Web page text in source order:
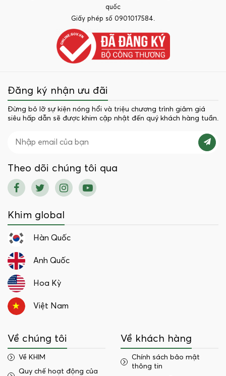
quốc
Giấy phép số 0901017584.
Đăng ký nhận ưu đãi
Đừng bỏ lỡ sự kiện nóng hổi và triệu chương trình giảm giá
siêu hấp dẫn sẽ được khim cập nhật đến quý khách hàng tuần.
Theo dõi chúng tôi qua
Khim global
Hàn Quốc
Anh Quốc
Hoa Kỳ
Việt Nam
Về chúng tôi
Về KHIM
Quy chế hoạt động của
Về khách hàng
Chính sách bảo mật
thông tin